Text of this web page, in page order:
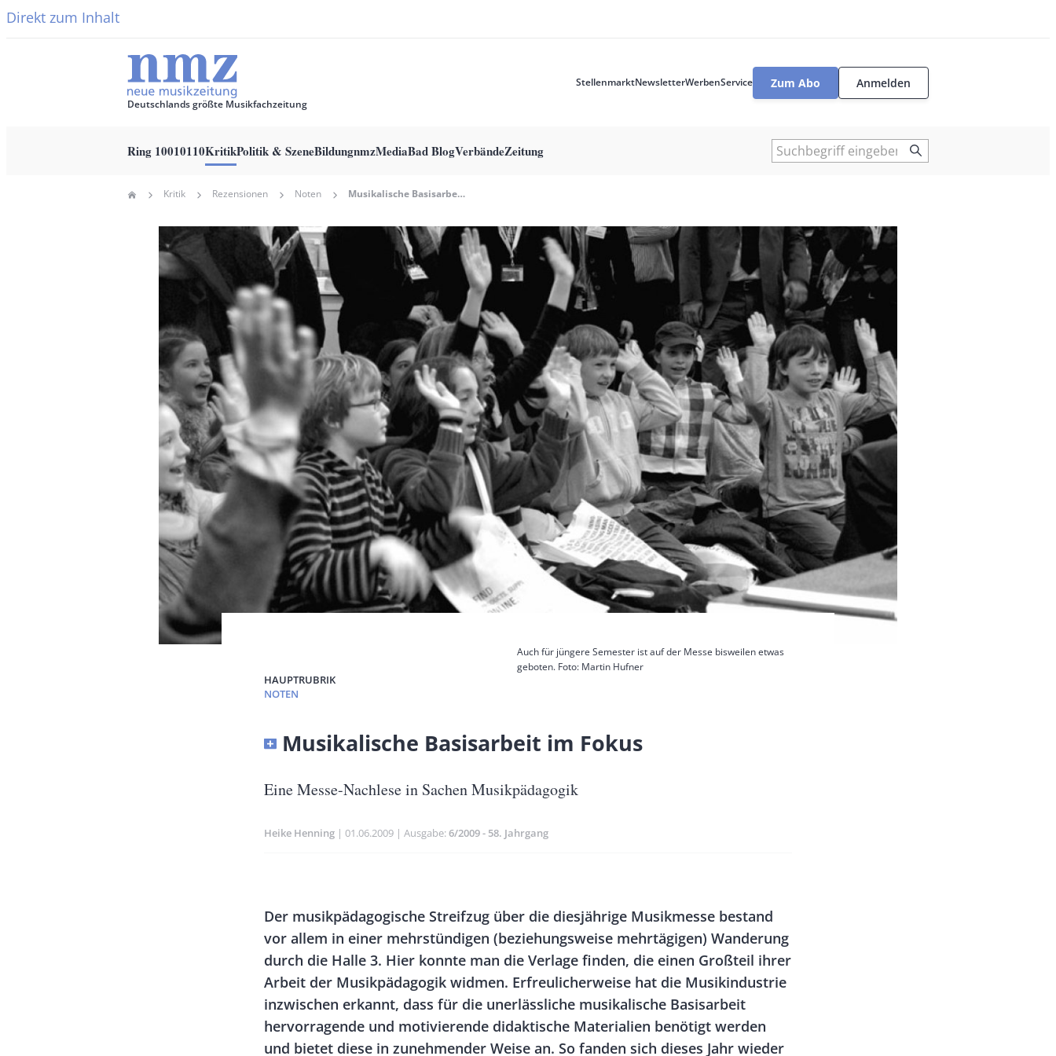
Direkt zum Inhalt
Deutschlands größte Musikfachzeitung
StellenmarktNewsletterWerbenService
User
Zum Abo Anmelden
navigation
Ring 10010110KritikPolitik & SzeneBildungnmzMediaBad BlogVerbändeZeitung Suche
Pfadnavigation
Home Kritik Rezensionen Noten Musikalische Basisarbeit Im Fokus
Hauptbild
Auch für jüngere Semester ist auf der Messe bisweilen etwas
geboten. Foto: Martin Hufner
HAUPTRUBRIK
NOTEN
Banner
Size
Musikalische Basisarbeit im Fokus
Untertitel
Eine Messe-Nachlese in Sachen Musikpädagogik
Heike Henning Publikationsdatum
01.06.2009 Ausgabe 6/2009 - 58. Jahrgang
Rectangle
Left
Rectangle
Right
Body
Der musikpädagogische Streifzug über die diesjährige Musikmesse bestand
vor allem in einer mehrstündigen (beziehungsweise mehrtägigen) Wanderung
durch die Halle 3. Hier konnte man die Verlage finden, die einen Großteil ihrer
Arbeit der Musikpädagogik widmen. Erfreulicherweise hat die Musikindustrie
inzwischen erkannt, dass für die unerlässliche musikalische Basisarbeit
hervorragende und motivierende didaktische Materialien benötigt werden
und bietet diese in zunehmender Weise an. So fanden sich dieses Jahr wieder